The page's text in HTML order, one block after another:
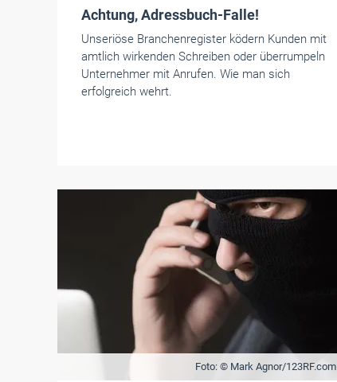
Achtung, Adressbuch-Falle!
Unseriöse Branchenregister ködern Kunden mit
amtlich wirkenden Schreiben oder überrumpeln
Unternehmer mit Anrufen. Wie man sich
erfolgreich wehrt.
Foto: © Mark Agnor/123RF.com